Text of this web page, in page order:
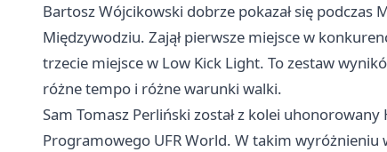
Bartosz Wójcikowski dobrze pokazał się podczas
Międzywodziu. Zajął pierwsze miejsce w
trzecie miejsce w Low Kick Light. To zestaw
różne tempo i różne warunki walki.
Sam Tomasz Perliński został z kolei
Programowego UFR World. W takim wyróżnieniu